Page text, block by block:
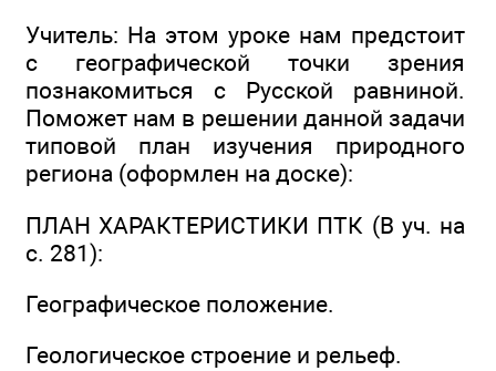
Учитель: На этом уроке нам предстоит
с географической точки зрения
познакомиться с Русской равниной.
Поможет нам в решении данной задачи
типовой план изучения природного
региона (оформлен на доске):
ПЛАН ХАРАКТЕРИСТИКИ ПТК (В уч. на
с. 281):
Географическое положение.
Геологическое строение и рельеф.